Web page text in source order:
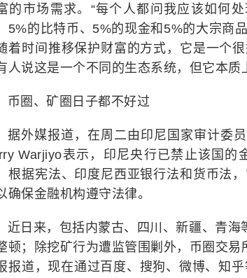
的市场需求。“每个人都问我应该如何
5%的比特币、5%的现金和5%的大宗商
着时间推移保护财富的方式，它是一个
人说这是一个不同的生态系统，但它本质
币圈、矿圈日子都不好过
据外媒报道，在周二由印尼国家审计委
Warjiyo表示，印尼央行已禁止该国的
根据宪法、印度尼西亚银行法和货币法
确保金融机构遵守法律。
近日来，包括内蒙古、四川、新疆、青海
顿；除挖矿行为遭监管围剿外，币圈交
报道，现在通过百度、搜狗、微博、知乎